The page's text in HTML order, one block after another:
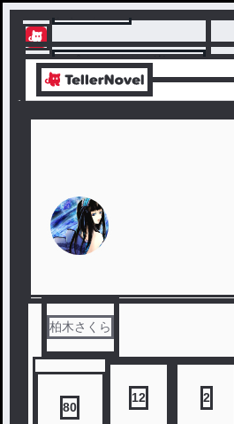
テラーノベル
アプリでサクサク楽しめる
柏木さくら
80
12 2